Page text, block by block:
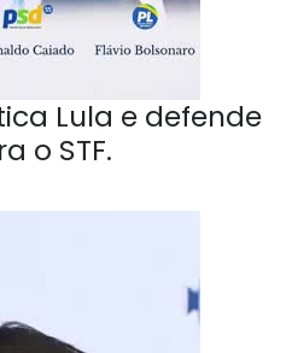
Lula e defende
o STF.